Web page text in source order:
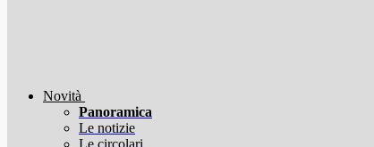
Novità
Panoramica
Le notizie